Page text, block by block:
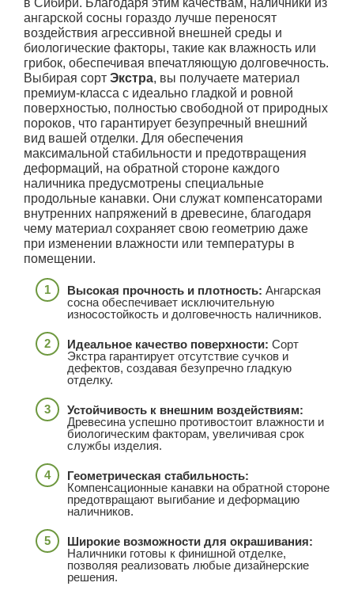
ангарской сосны гораздо лучше переносят
воздействия агрессивной внешней среды и
биологические факторы, такие как влажность или
грибок, обеспечивая впечатляющую долговечность.
Выбирая сорт Экстра, вы получаете материал
премиум-класса с идеально гладкой и ровной
поверхностью, полностью свободной от природных
пороков, что гарантирует безупречный внешний
вид вашей отделки. Для обеспечения
максимальной стабильности и предотвращения
деформаций, на обратной стороне каждого
наличника предусмотрены специальные
продольные канавки. Они служат компенсаторами
внутренних напряжений в древесине, благодаря
чему материал сохраняет свою геометрию даже
при изменении влажности или температуры в
помещении.
Высокая прочность и плотность: Ангарская
сосна обеспечивает исключительную
износостойкость и долговечность наличников.
Идеальное качество поверхности: Сорт
Экстра гарантирует отсутствие сучков и
дефектов, создавая безупречно гладкую
отделку.
Устойчивость к внешним воздействиям:
Древесина успешно противостоит влажности и
биологическим факторам, увеличивая срок
службы изделия.
Геометрическая стабильность:
Компенсационные канавки на обратной стороне
предотвращают выгибание и деформацию
наличников.
Широкие возможности для окрашивания:
Наличники готовы к финишной отделке,
позволяя реализовать любые дизайнерские
решения.